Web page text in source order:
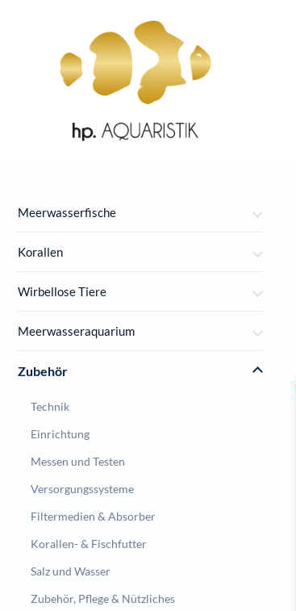
Zur Hauptnavigation springen
Meerwasserfische
Korallen
Wirbellose Tiere
Meerwasseraquarium
Zubehör
Technik
Einrichtung
Messen und Testen
Versorgungssysteme
Filtermedien & Absorber
Korallen- & Fischfutter
Salz und Wasser
Zubehör, Pflege & Nützliches